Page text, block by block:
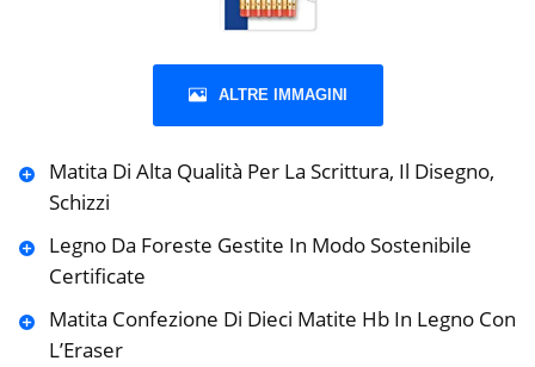
ALTRE IMMAGINI
Matita Di Alta Qualità Per La Scrittura, Il Disegno,
Schizzi
Legno Da Foreste Gestite In Modo Sostenibile
Certificate
Matita Confezione Di Dieci Matite Hb In Legno Con
L’Eraser